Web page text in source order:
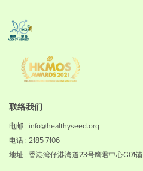
联络我们
电邮 : info@healthyseed.org
电话 : 2185 7106
地址 : 香港湾仔港湾道23号鹰君中心G01铺